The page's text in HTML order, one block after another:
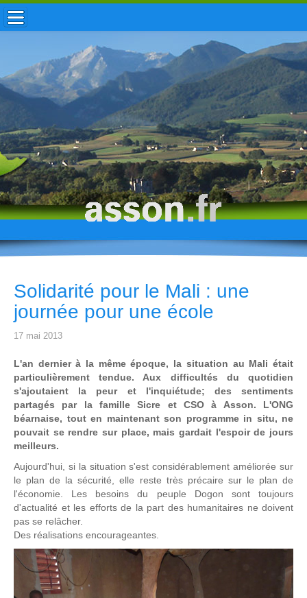
ACCUEIL / INFOS
MUNICIPALITÉ
VIE LOCALE
ENFANCE
TOURISME
HISTOIRE
Solidarité pour le Mali : une
journée pour une école
17 mai 2013
L'an dernier à la même époque, la situation au Mali était
particulièrement tendue. Aux difficultés du quotidien
s'ajoutaient la peur et l'inquiétude; des sentiments
partagés par la famille Sicre et CSO à Asson. L'ONG
béarnaise, tout en maintenant son programme in situ, ne
pouvait se rendre sur place, mais gardait l'espoir de jours
meilleurs.
Aujourd'hui, si la situation s'est considérablement améliorée sur
le plan de la sécurité, elle reste très précaire sur le plan de
l'économie. Les besoins du peuple Dogon sont toujours
d'actualité et les efforts de la part des humanitaires ne doivent
pas se relâcher.
Des réalisations encourageantes.